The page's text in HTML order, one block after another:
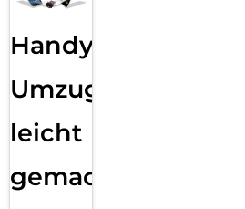
Handy
Umzug
leicht
gemacht!